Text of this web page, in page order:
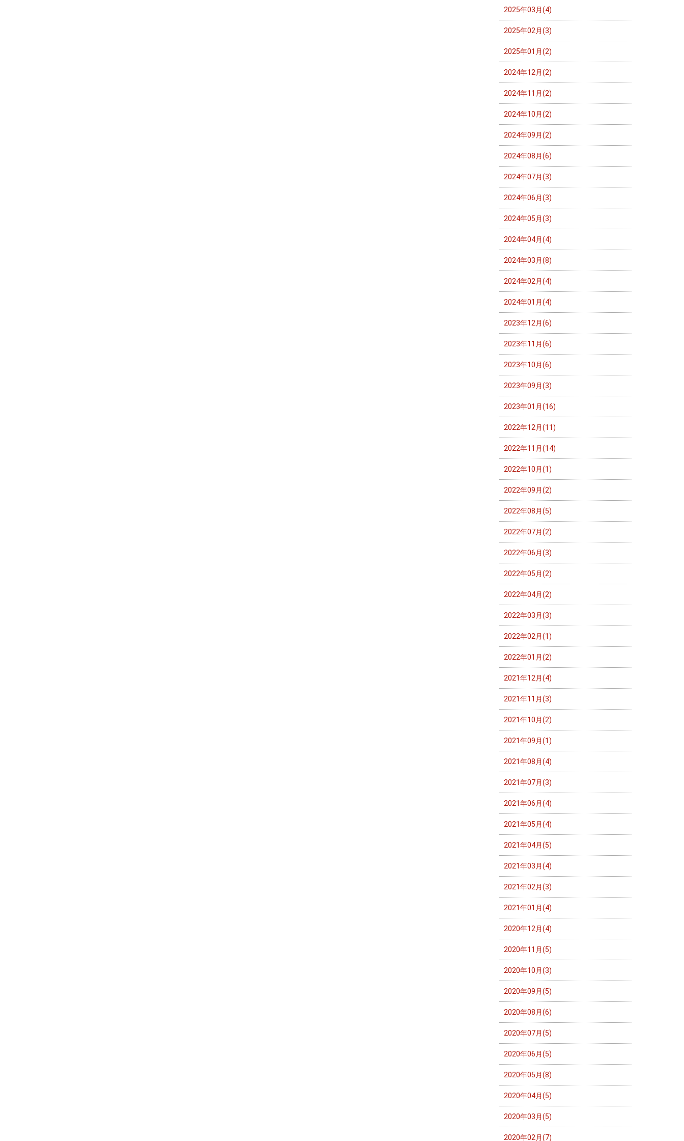
2025年03月(4)
2025年02月(3)
2025年01月(2)
2024年12月(2)
2024年11月(2)
2024年10月(2)
2024年09月(2)
2024年08月(6)
2024年07月(3)
2024年06月(3)
2024年05月(3)
2024年04月(4)
2024年03月(8)
2024年02月(4)
2024年01月(4)
2023年12月(6)
2023年11月(6)
2023年10月(6)
2023年09月(3)
2023年01月(16)
2022年12月(11)
2022年11月(14)
2022年10月(1)
2022年09月(2)
2022年08月(5)
2022年07月(2)
2022年06月(3)
2022年05月(2)
2022年04月(2)
2022年03月(3)
2022年02月(1)
2022年01月(2)
2021年12月(4)
2021年11月(3)
2021年10月(2)
2021年09月(1)
2021年08月(4)
2021年07月(3)
2021年06月(4)
2021年05月(4)
2021年04月(5)
2021年03月(4)
2021年02月(3)
2021年01月(4)
2020年12月(4)
2020年11月(5)
2020年10月(3)
2020年09月(5)
2020年08月(6)
2020年07月(5)
2020年06月(5)
2020年05月(8)
2020年04月(5)
2020年03月(5)
2020年02月(7)